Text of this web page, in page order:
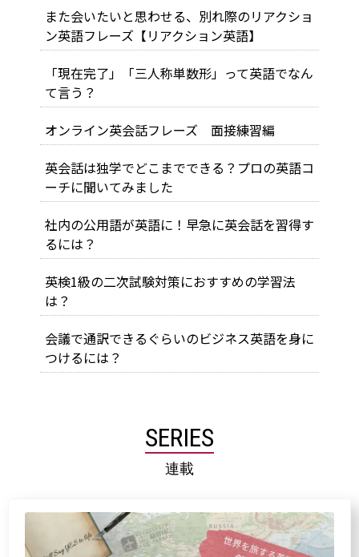
また会いたいと思わせる、別れ際のリアクショ
ン英語フレーズ【リアクション英語】
「現在完了」「三人称単数形」って英語でなん
て言う？
オンライン英会話フレーズ 面接練習編
英会話は独学でどこまでできる？プロの英語コ
ーチに聞いてみました
社内の公用語が英語に！早急に英会話を習得す
るには？
英検1級の二次試験対策におすすめの学習法
は？
会議で通訳できるぐらいのビジネス英語を身に
つけるには？
SERIES
連載